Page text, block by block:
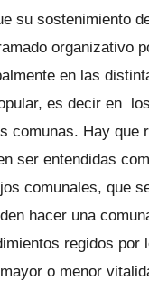
su sostenimiento
organizativo
en las
es decir en
comunas. Hay que
ser entendidas
comunales, que
hacer una
regidos por
o menor